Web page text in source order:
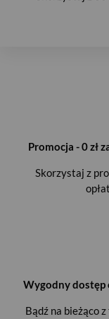
Promocja - 0 zł
Skorzystaj z
Wygodny dostęp
Bądź na bieżąco